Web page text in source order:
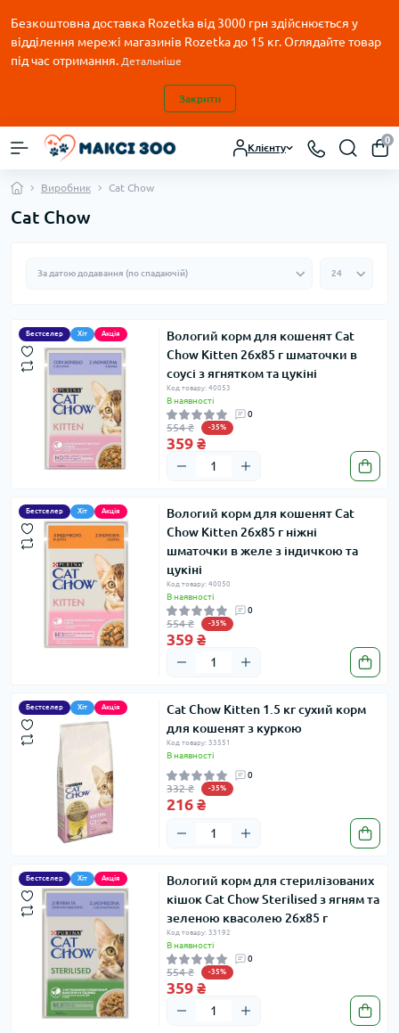
Безкоштовна доставка Rozetka від 3000 грн здійснюється у
відділення мережі магазинів Rozetka до 15 кг. Оглядайте товар
під час отримання. Детальніше
Закрити
Клієнту
0
Виробник Cat Chow
Cat Chow
Бестселер Хіт Акція
Вологий корм для кошенят Cat
Chow Kitten 26х85 г шматочки в
соусі з ягнятком та цукіні
Код товару: 40053
В наявності
0
554 ₴ -35%
359 ₴
Бестселер Хіт Акція
Вологий корм для кошенят Cat
Chow Kitten 26х85 г ніжні
шматочки в желе з індичкою та
цукіні
Код товару: 40050
В наявності
0
554 ₴ -35%
359 ₴
Бестселер Хіт Акція
Cat Chow Kitten 1.5 кг сухий корм
для кошенят з куркою
Код товару: 33551
В наявності
0
332 ₴ -35%
216 ₴
Бестселер Хіт Акція
Вологий корм для стерилізованих
кішок Cat Chow Sterilised з ягням та
зеленою квасолею 26х85 г
Код товару: 33192
В наявності
0
554 ₴ -35%
359 ₴